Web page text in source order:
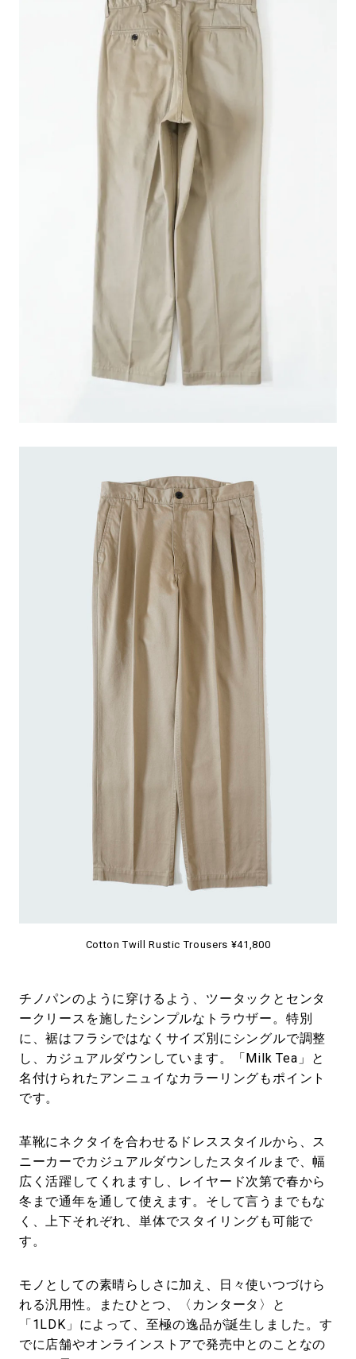
Cotton Twill Rustic Trousers ¥41,800
チノパンのように穿けるよう、ツータックとセンタ
ークリースを施したシンプルなトラウザー。特別
に、裾はフラシではなくサイズ別にシングルで調整
し、カジュアルダウンしています。「Milk Tea」と
名付けられたアンニュイなカラーリングもポイント
です。
革靴にネクタイを合わせるドレススタイルから、ス
ニーカーでカジュアルダウンしたスタイルまで、幅
広く活躍してくれますし、レイヤード次第で春から
冬まで通年を通して使えます。そして言うまでもな
く、上下それぞれ、単体でスタイリングも可能で
す。
モノとしての素晴らしさに加え、日々使いつづけら
れる汎用性。またひとつ、〈カンタータ〉と
「1LDK」によって、至極の逸品が誕生しました。す
でに店舗やオンラインストアで発売中とのことなの